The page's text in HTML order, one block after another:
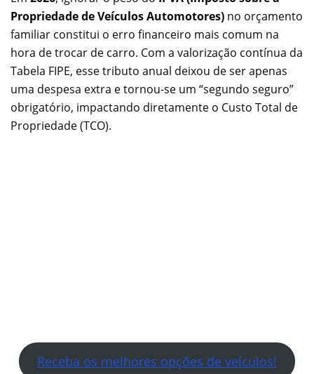
Propriedade de Veículos Automotores) no orçamento
familiar constitui o erro financeiro mais comum na
hora de trocar de carro. Com a valorização contínua da
Tabela FIPE, esse tributo anual deixou de ser apenas
uma despesa extra e tornou-se um “segundo seguro”
obrigatório, impactando diretamente o Custo Total de
Propriedade (TCO).
Receba os melhores opções de veículos!